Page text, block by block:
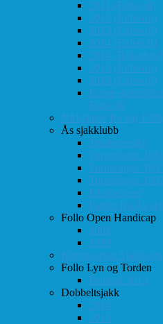
2011 (Eidsvoll)
2012 (Eidsvoll)
2013 (Eidsvoll)
2014 (Eidsvoll)
2014 (Rokaden/
2015 (Eidsvoll)
2016 (Eidsvoll)
Kamp-statistikk
Eidsvoll
NM-finale for lag 1998
Ås sjakklubb
Totaloversikt
Turneringer
Turneringer
Turneringer
Klubbaviser
Partier fra Ås
Follo Open Handicap
2001
1999
Klubbavisen Sjakkalen
Follo Lyn og Torden
Februar 2013
Dobbeltsjakk
2014
2015